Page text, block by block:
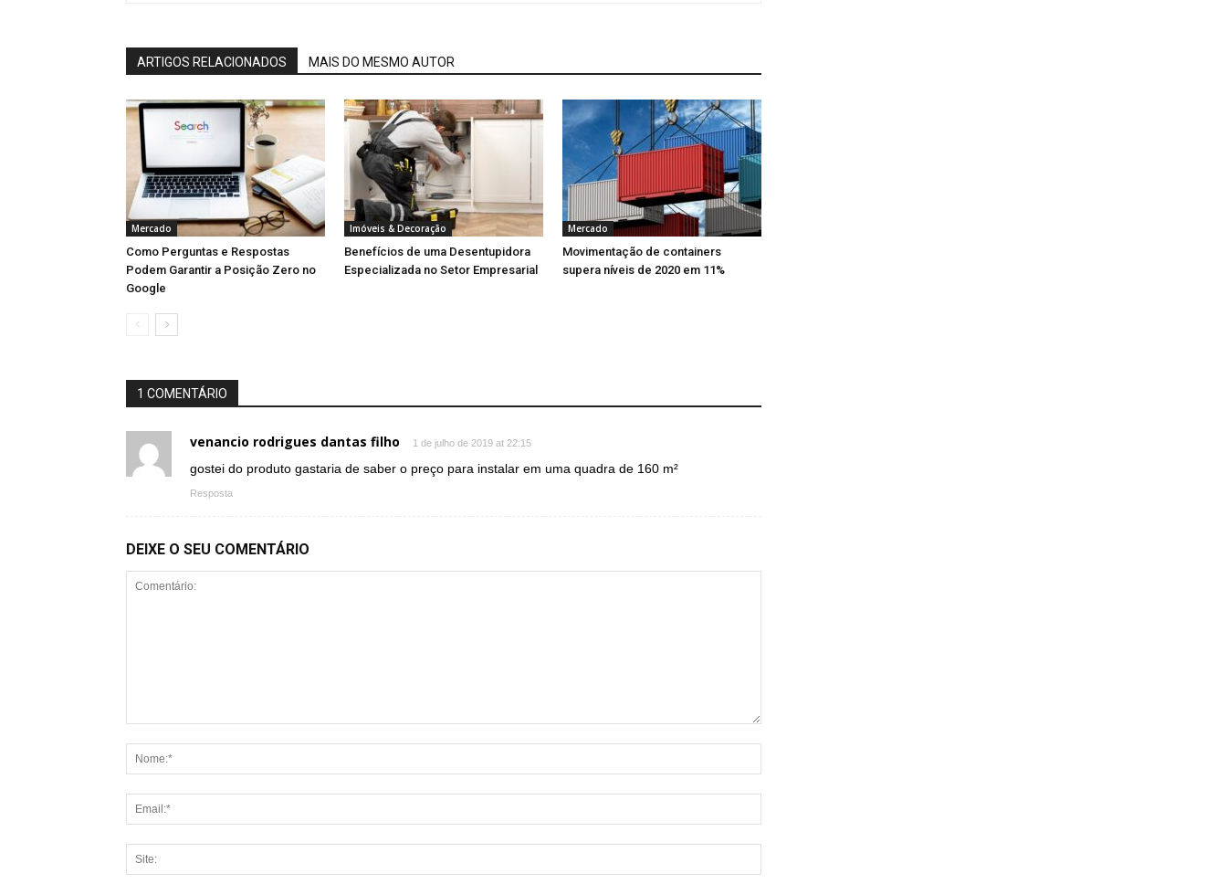
ARTIGOS RELACIONADOS MAIS DO MESMO AUTOR
Mercado
Como Perguntas e Respostas
Podem Garantir a Posição Zero no
Google
Imóveis & Decoração
Benefícios de uma Desentupidora
Especializada no Setor Empresarial
Mercado
Movimentação de containers
supera níveis de 2020 em 11%
1 COMENTÁRIO
venancio rodrigues dantas filho 1 de julho de 2019 at 22:15
gostei do produto gastaria de saber o preço para instalar em uma quadra de 160 m²
Resposta
DEIXE O SEU COMENTÁRIO